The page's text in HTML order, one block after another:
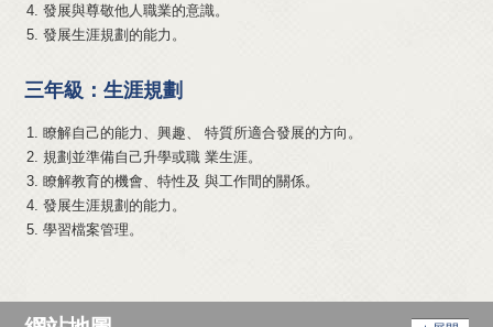
發展與尊敬他人職業的意識。
發展生涯規劃的能力。
三年級：生涯規劃
瞭解自己的能力、興趣、 特質所適合發展的方向。
規劃並準備自己升學或職 業生涯。
瞭解教育的機會、特性及 與工作間的關係。
發展生涯規劃的能力。
學習檔案管理。